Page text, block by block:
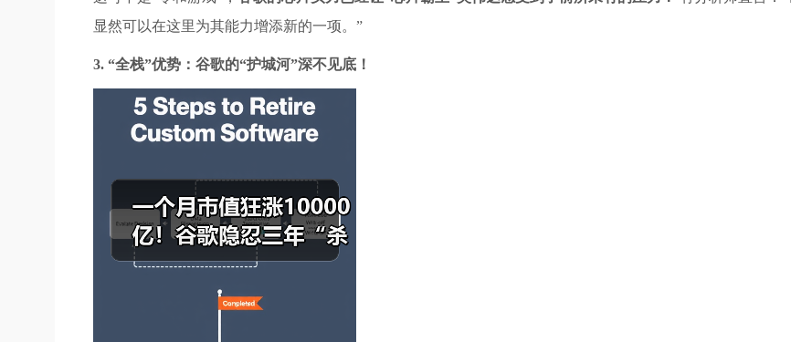
显然可以在这里为其能力增添新的一项。”
3. “全栈”优势：谷歌的“护城河”深不见底！